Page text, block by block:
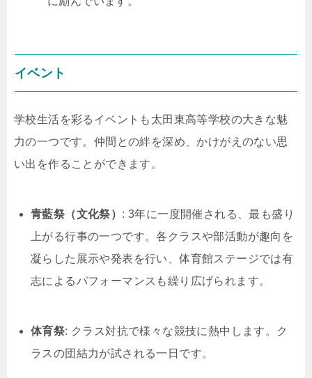
イベント
学校生活を彩るイベントも太田東高等学校の大きな魅
力の一つです。仲間との絆を深め、かけがえのない思
い出を作ることができます。
青藍祭（文化祭） : 3年に一度開催される、最も盛り
上がる行事の一つです。各クラスや部活動が趣向を
凝らした展示や発表を行い、体育館ステージでは有
志によるパフォーマンスも繰り広げられます。
体育祭: クラス対抗で様々な競技に熱中します。ク
ラスの団結力が試される一日です。